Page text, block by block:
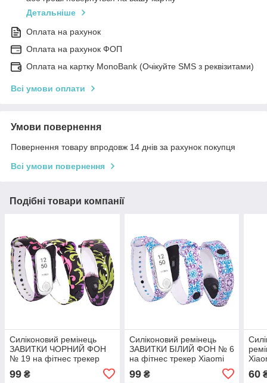
Детальніше
Оплата на рахунок
Оплата на рахунок ФОП
Оплата на картку MonoBank (Очікуйте SMS з реквізитами)
Всі умови оплати
Умови повернення
Повернення товару впродовж 14 днів за рахунок покупця
Всі умови повернення
Подібні товари компанії
Силіконовий ремінець
ЗАВИТКИ ЧОРНИЙ ФОН
№ 19 на фітнес трекер
Xiaomi Mi Smart Band 4 / 3
браслет аксесуар заміна
99 ₴
Силіконовий ремінець
ЗАВИТКИ БІЛИЙ ФОН № 6
на фітнес трекер Xiaomi
браслет аксесуар заміна
99₴ 60